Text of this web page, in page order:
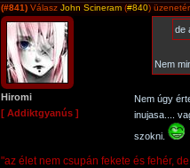
(#841) Válasz John Scineram (#840)
Hiromi
[ Addiktgyanús ]
de
Nem
Nem úgy
inujasa....
szokni.
"az élet nem csupán fekete és fehér,